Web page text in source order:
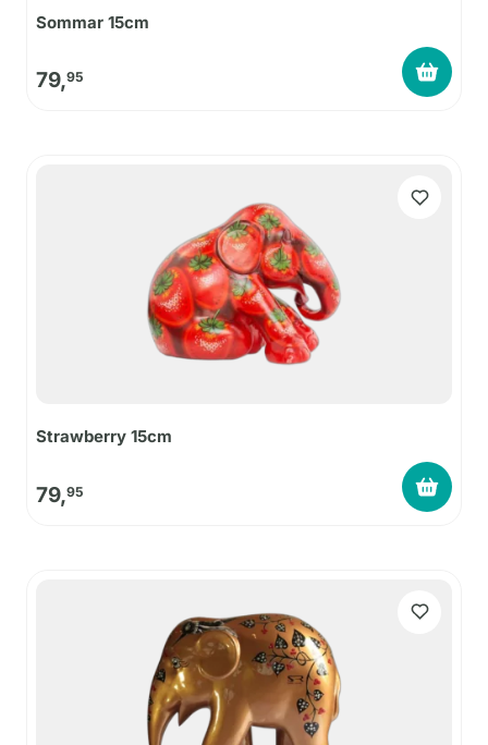
Sommar 15cm
79,95
Strawberry 15cm
79,95